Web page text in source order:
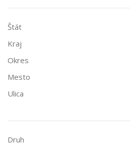
Štát
Kraj
Okres
Mesto
Ulica
Druh